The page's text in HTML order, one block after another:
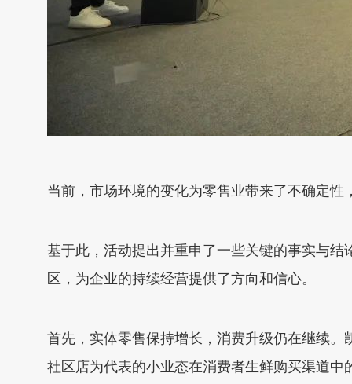
当前，市场环境的变化为零售业带来了不确定
基于此，活动提出并重申了一些关键的事实与
区，为企业的持续经营提供了方向和信心。
首先，实体零售保持增长，消费升级仍在继续
社区店为代表的小业态在消费者生鲜购买渠道